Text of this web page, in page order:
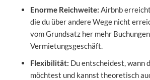
Enorme Reichweite: Airbnb
die du über andere Wege nicht
vom Grundsatz her mehr
Vermietungsgeschäft.
Flexibilität: Du entscheidest, wann
möchtest und kannst theoretisch